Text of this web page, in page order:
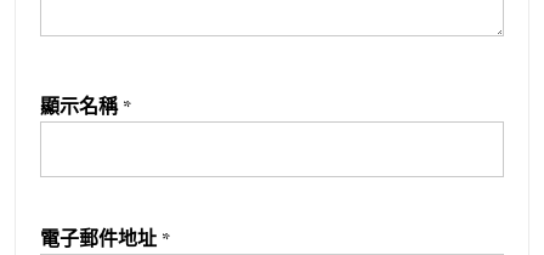
顯示名稱 *
電子郵件地址 *